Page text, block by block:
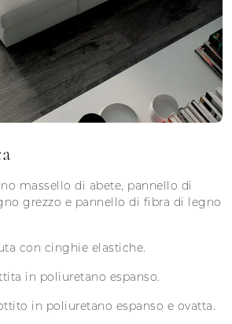
massello di abete, pannello di
grezzo e pannello di fibra di legno
con cinghie elastiche.
in poliuretano espanso.
in poliuretano espanso e ovatta.